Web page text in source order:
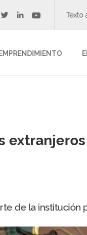
twitterlinkedinyoutube
EMPRENDIMIENTO
de la institución